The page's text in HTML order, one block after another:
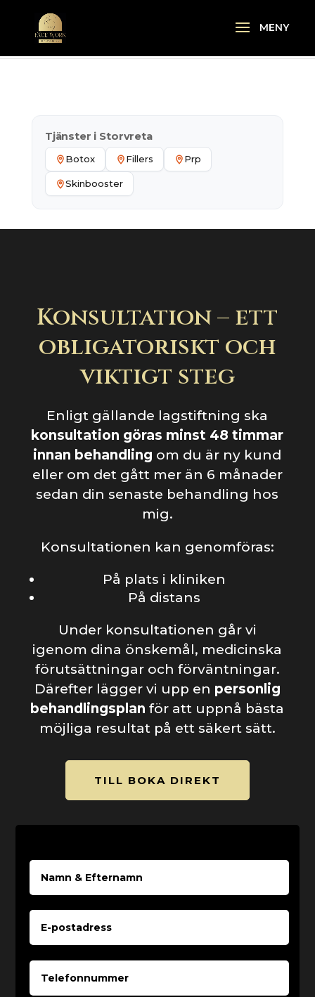
Tjänster i Storvreta
Botox Fillers Prp
Skinbooster
Konsultation – ett
obligatoriskt och
viktigt steg
Enligt gällande lagstiftning ska
konsultation göras minst 48 timmar
innan behandling om du är ny kund
eller om det gått mer än 6 månader
sedan din senaste behandling hos
mig.
Konsultationen kan genomföras:
På plats i kliniken
På distans
Under konsultationen går vi
igenom dina önskemål, medicinska
förutsättningar och förväntningar.
Därefter lägger vi upp en personlig
behandlingsplan för att uppnå bästa
möjliga resultat på ett säkert sätt.
TILL BOKA DIREKT